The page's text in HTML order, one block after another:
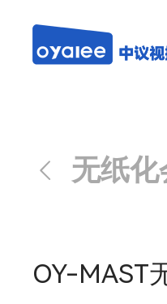
无纸
OY-MAST